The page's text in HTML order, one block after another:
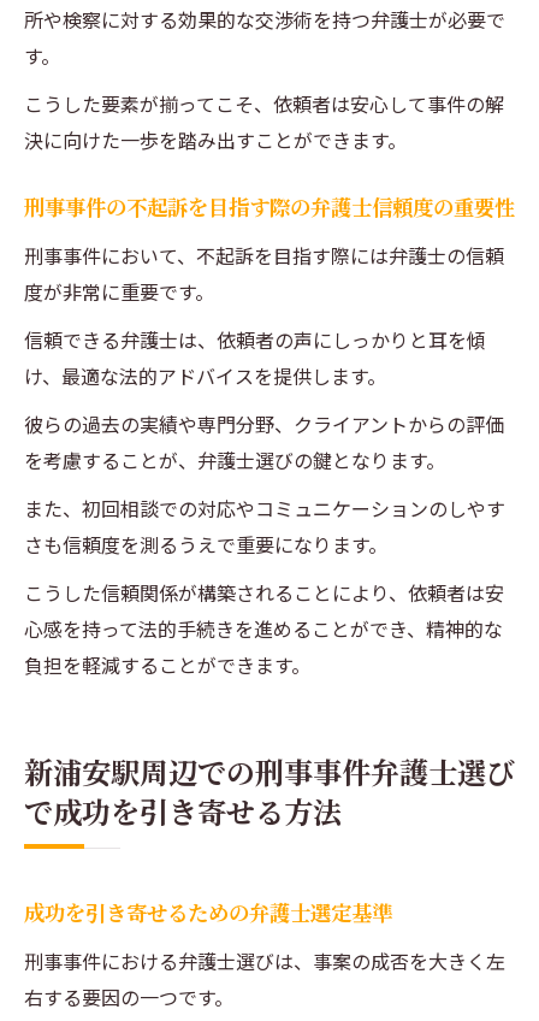
所や検察に対する効果的な交渉術を持つ弁護士が必要で
す。
こうした要素が揃ってこそ、依頼者は安心して事件の解
決に向けた一歩を踏み出すことができます。
刑事事件の不起訴を目指す際の弁護士信頼度の重要性
刑事事件において、不起訴を目指す際には弁護士の信頼
度が非常に重要です。
信頼できる弁護士は、依頼者の声にしっかりと耳を傾
け、最適な法的アドバイスを提供します。
彼らの過去の実績や専門分野、クライアントからの評価
を考慮することが、弁護士選びの鍵となります。
また、初回相談での対応やコミュニケーションのしやす
さも信頼度を測るうえで重要になります。
こうした信頼関係が構築されることにより、依頼者は安
心感を持って法的手続きを進めることができ、精神的な
負担を軽減することができます。
新浦安駅周辺での刑事事件弁護士選び
で成功を引き寄せる方法
成功を引き寄せるための弁護士選定基準
刑事事件における弁護士選びは、事案の成否を大きく左
右する要因の一つです。